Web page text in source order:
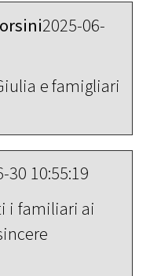
2025-06-
e famigliari
30 10:55:19
i familiari ai